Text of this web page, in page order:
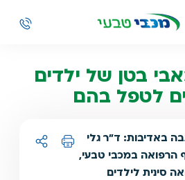
בטן של ילדים
לטפל בהם
באדיבות: ד״ר גלי
הרפואה במכבי טבעי,
סינית לילדים
הדפסה